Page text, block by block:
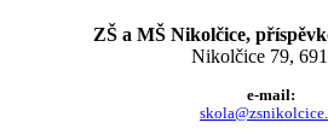
ZŠ a MŠ Nikolčice,
Nikolčice 79, 691
e-mail: